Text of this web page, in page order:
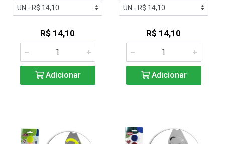
R$ 14,10
Adicionar
R$ 14,10
Adicionar